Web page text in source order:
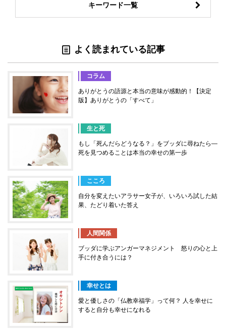
キーワード一覧
よく読まれている記事
コラム
ありがとうの語源と本当の意味が感動的！【決定
版】ありがとうの「すべて」
生と死
もし「死んだらどうなる？」をブッダに尋ねたら―
死を見つめることは本当の幸せの第一歩
こころ
自分を変えたいアラサー女子が、いろいろ試した結
果、たどり着いた答え
人間関係
ブッダに学ぶアンガーマネジメント 怒りの心と上
手に付き合うには？
幸せとは
愛と優しさの「仏教幸福学」って何？ 人を幸せに
すると自分も幸せになれる